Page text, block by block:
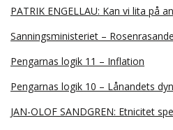
PATRIK ENGELLAU: Kan vi lita på
Sanningsministeriet – Rosenrasande
Pengarnas logik 11 – Inflation
Pengarnas logik 10 – Lånandets
JAN-OLOF SANDGREN: Etnicitet